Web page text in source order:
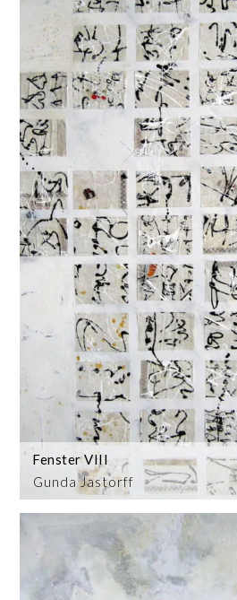
Gunda Jastorff
Fenster VIII